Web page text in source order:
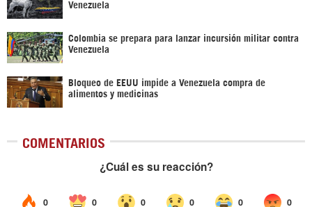
Venezuela
Colombia se prepara para lanzar incursión militar contra
Venezuela
Bloqueo de EEUU impide a Venezuela compra de
alimentos y medicinas
COMENTARIOS